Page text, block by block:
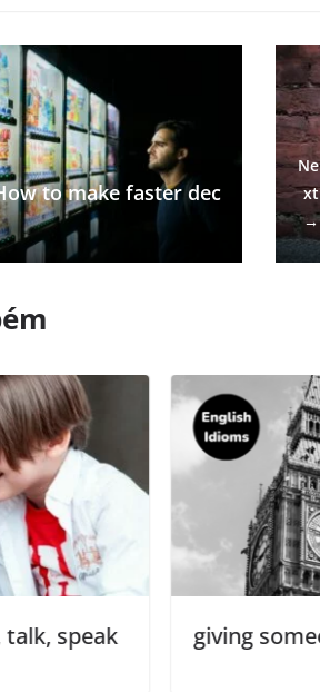
to make faster dec
Ne
xt
→
someone the cold shoulder